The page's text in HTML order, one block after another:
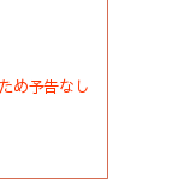
め予告なし